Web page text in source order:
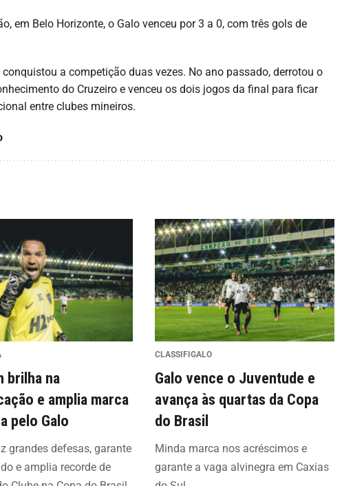
em Belo Horizonte, o Galo venceu por 3 a 0, com três gols de
a competição duas vezes. No ano passado, derrotou o
do Cruzeiro e venceu os dois jogos da final para ficar
entre clubes mineiros.
brilha na
e amplia marca
pelo Galo
grandes defesas, garante
e amplia recorde de
CLASSIFIGALO
Galo vence o Juventude e
avança às quartas da Copa
do Brasil
Minda marca nos acréscimos e
garante a vaga alvinegra em Caxias